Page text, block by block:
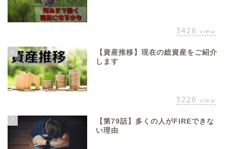
3428 view
6
【資産推移】現在の総資産をご紹介
します
3228 view
7
【第79話】多くの人がFIREできな
い理由